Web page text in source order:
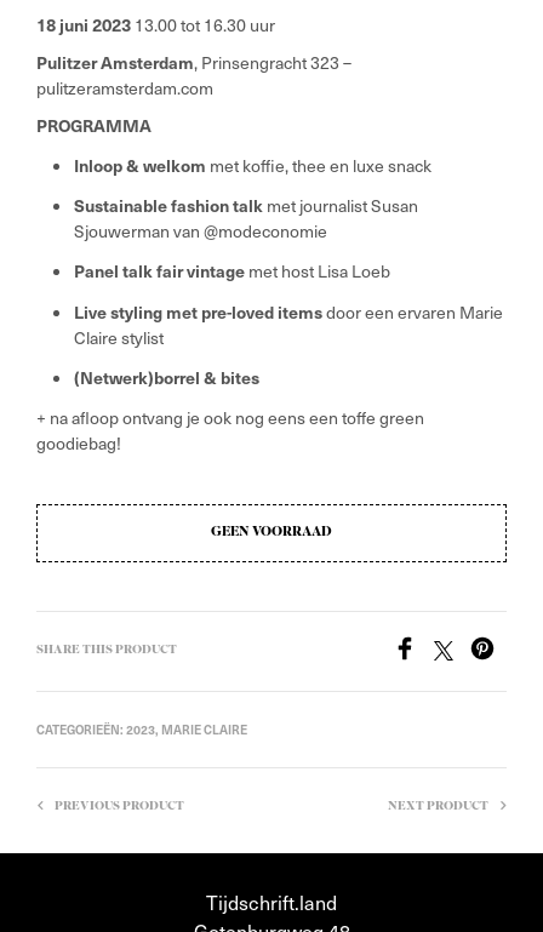
18 juni 2023 13.00 tot 16.30 uur
Pulitzer Amsterdam, Prinsengracht 323 –
pulitzeramsterdam.com
PROGRAMMA
Inloop & welkom met koffie, thee en luxe snack
Sustainable fashion talk met journalist Susan
Sjouwerman van @modeconomie
Panel talk fair vintage met host Lisa Loeb
Live styling met pre-loved itemsdoor een ervaren Marie
Claire stylist
(Netwerk)borrel & bites
+ na afloop ontvang je ook nog eens een toffe green
goodiebag!
GEEN VOORRAAD
SHARE THIS PRODUCT
CATEGORIEËN: 2023, MARIE CLAIRE
PREVIOUS PRODUCT NEXT PRODUCT
Tijdschrift.land